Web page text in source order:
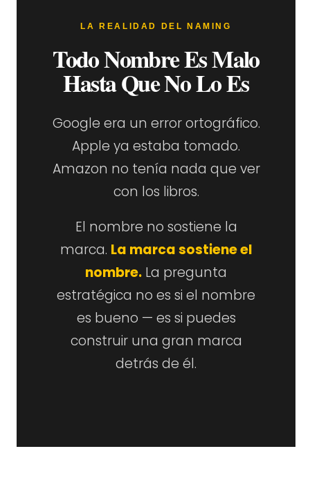
LA REALIDAD DEL NAMING
Todo Nombre Es Malo
Hasta Que No Lo Es
Google era un error ortográfico.
Apple ya estaba tomado.
Amazon no tenía nada que ver
con los libros.
El nombre no sostiene la
marca. La marca sostiene el
nombre. La pregunta
estratégica no es si el nombre
es bueno — es si puedes
construir una gran marca
detrás de él.